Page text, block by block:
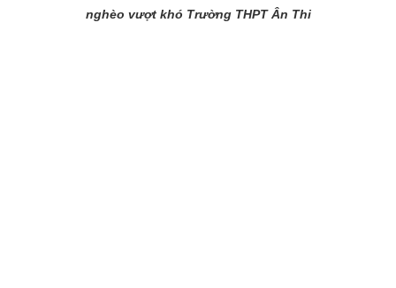
nghèo vượt khó Trường THPT Ân Thi